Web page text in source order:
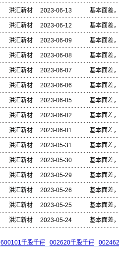
洪汇新材 2023-06-13 基本面差
洪汇新材 2023-06-12 基本面差
洪汇新材 2023-06-09 基本面差
洪汇新材 2023-06-08 基本面差
洪汇新材 2023-06-07 基本面差
洪汇新材 2023-06-06 基本面差
洪汇新材 2023-06-05 基本面差
洪汇新材 2023-06-02 基本面差
洪汇新材 2023-06-01 基本面差
洪汇新材 2023-05-31 基本面差
洪汇新材 2023-05-30 基本面差
洪汇新材 2023-05-29 基本面差
洪汇新材 2023-05-26 基本面差
洪汇新材 2023-05-25 基本面差
洪汇新材 2023-05-24 基本面差
600101千股千评 002620千股千评